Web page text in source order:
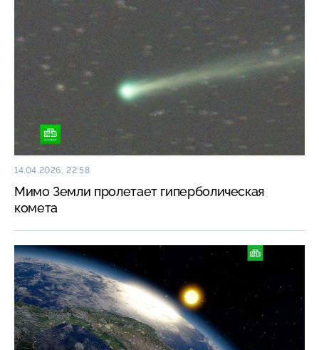
14.04.2026, 22:58
Мимо Земли пролетает гиперболическая
комета